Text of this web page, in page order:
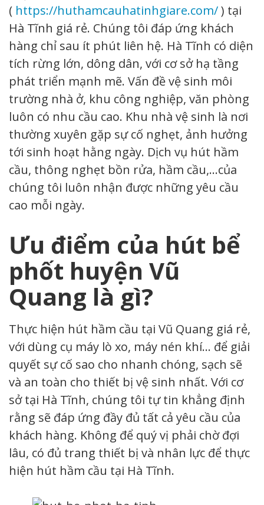
( https://huthamcauhatinhgiare.com/) tại
Hà Tĩnh giá rẻ. Chúng tôi đáp ứng khách
hàng chỉ sau ít phút liên hệ. Hà Tĩnh có diện
tích rừng lớn, dông dân, với cơ sở hạ tầng
phát triển mạnh mẽ. Vấn đề vệ sinh môi
trường nhà ở, khu công nghiệp, văn phòng
luôn có nhu cầu cao. Khu nhà vệ sinh là nơi
thường xuyên gặp sự cố nghẹt, ảnh hưởng
tới sinh hoạt hằng ngày. Dịch vụ hút hầm
cầu, thông nghẹt bồn rửa, hầm cầu,…của
chúng tôi luôn nhận được những yêu cầu
cao mỗi ngày.
Ưu điểm của hút bể
phốt huyện Vũ
Quang là gì?
Thực hiện hút hầm cầu tại Vũ Quang giá rẻ,
với dùng cụ máy lò xo, máy nén khí… để giải
quyết sự cố sao cho nhanh chóng, sạch sẽ
và an toàn cho thiết bị vệ sinh nhất. Với cơ
sở tại Hà Tĩnh, chúng tôi tự tin khẳng định
rằng sẽ đáp ứng đầy đủ tất cả yêu cầu của
khách hàng. Không để quý vị phải chờ đợi
lâu, có đủ trang thiết bị và nhân lực để thực
hiện hút hầm cầu tại Hà Tĩnh.